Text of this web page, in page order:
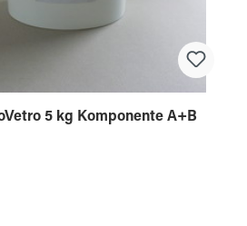
5 kg Komponente A+B